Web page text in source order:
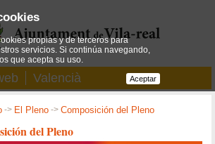
Valencià
-> El Pleno ->Composición del Pleno
del Pleno
propias y de terceros para
servicios. Si continúa navegando,
que acepta su uso.
Aceptar